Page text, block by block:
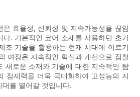
은 효율성, 신뢰성 및 지속가능성을 끊임
다. 기본적인 코어 소재를 사용하던 초기
조 기술을 활용하는 현재 시대에 이르기
여정은 지속적인 혁신과 개선으로 점철
새로운 소재와 기술에 대한 지속적인 탐
잠재력을 더욱 극대화하여 고성능의 지
를 열어갈 것입니다.